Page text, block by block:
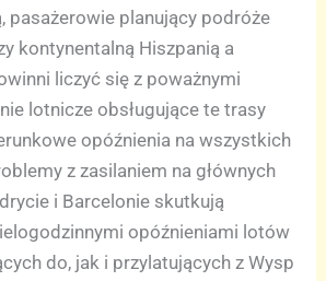
pasażerowie planujący podróże
kontynentalną Hiszpanią a
liczyć się z poważnymi
lotnicze obsługujące te trasy
opóźnienia na wszystkich
z zasilaniem na głównych
i Barcelonie skutkują
opóźnieniami lotów
do, jak i przylatujących z Wysp